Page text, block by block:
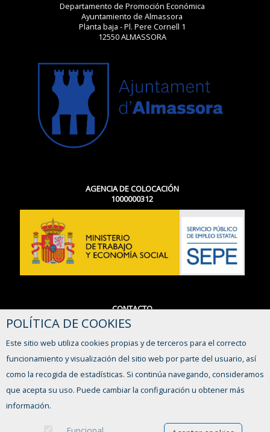
Departamento de Promoción Económica
Ayuntamiento de Almassora
Planta baja - Pl. Pere Cornell 1
12550 ALMASSORA
AGENCIA DE COLOCACIÓN
1000000312
CONTACTO
964 560 001 Ext. 2033
FORMULARIO DE CONTACTO
POLÍTICA DE COOKIES
Este sitio web utiliza cookies propias y de terceros para el correcto
funcionamiento y visualización del sitio web por parte del usuario, así
como la recogida de estadísticas. Si continúa navegando, consideramos
que acepta su uso. Puede cambiar la configuración u obtener más
información.